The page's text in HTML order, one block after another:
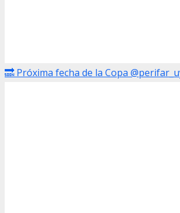
🔜 Próxima fecha de la Copa